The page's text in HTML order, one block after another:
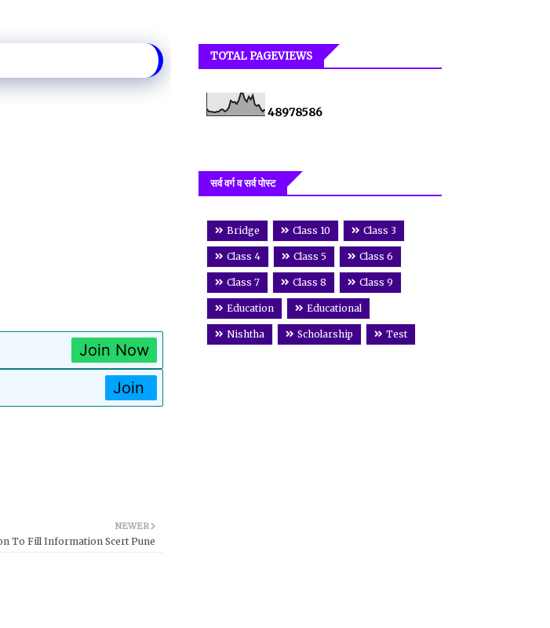
Join Now
Join
NEWER
To Fill Information Scert Pune
TOTAL PAGEVIEWS
48978586
सर्व वर्ग व सर्व पोस्ट
Bridge Class 10 Class 3
Class 4 Class 5 Class 6
Class 7 Class 8 Class 9
Education Educational
Nishtha Scholarship Test